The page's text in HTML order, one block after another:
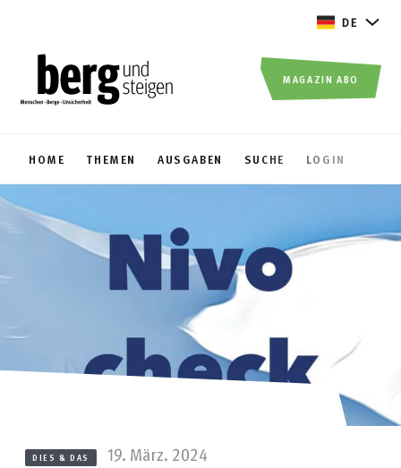
DE
HOME THEMEN AUSGABEN SUCHE LOGIN
MAGAZIN ABO
DIES & DAS 19. März. 2024